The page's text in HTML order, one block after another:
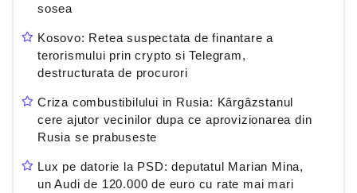
sosea
Kosovo: Retea suspectata de finantare a
terorismului prin crypto si Telegram,
destructurata de procurori
Criza combustibilului in Rusia: Kârgâzstanul
cere ajutor vecinilor dupa ce aprovizionarea din
Rusia se prabuseste
Lux pe datorie la PSD: deputatul Marian Mina,
un Audi de 120.000 de euro cu rate mai mari